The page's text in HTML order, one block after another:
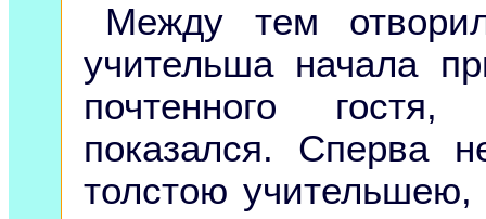
Между тем
учительша начала
почтенного
показался. Сперва
толстою